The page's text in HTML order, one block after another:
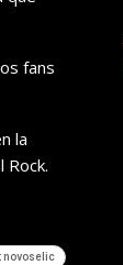
fans
la
novoselic